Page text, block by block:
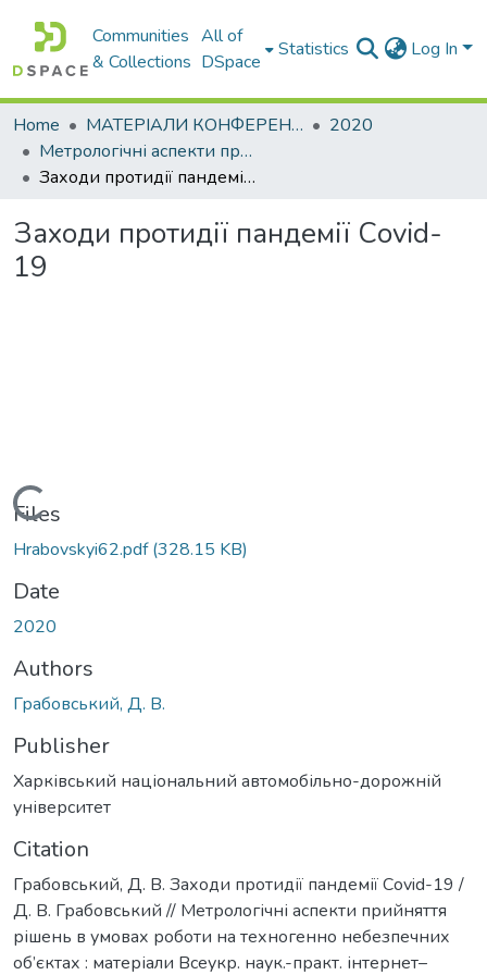
Communities
& Collections
All of
DSpace
Statistics Log In
Home МАТЕРІАЛИ КОНФЕРЕНЦІЙ
2020
Метрологічні аспекти прийняття рішень в умовах роботи на техногенно небезпечних об’єктах
Заходи протидії пандемії Сovid-19
Заходи протидії пандемії Сovid-
19
Loading...
Files
Hrabovskyi62.pdf(328.15 KB)
Date
2020
Authors
Грабовський, Д. В.
Publisher
Харківський національний автомобільно-дорожній
університет
Citation
Грабовський, Д. В. Заходи протидії пандемії Сovid-19 /
Д. В. Грабовський // Метрологічні аспекти прийняття
рішень в умовах роботи на техногенно небезпечних
об’єктах : матеріали Всеукр. наук.-практ. інтернет–